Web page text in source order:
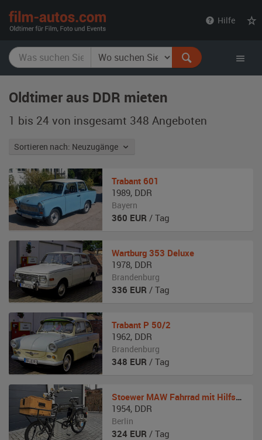
Hilfe
Oldtimer aus DDR mieten
1 bis 24 von insgesamt 348 Angeboten
Sortieren nach: Neuzugänge
Trabant 601
1989, DDR
Bayern
360 EUR / Tag
Wartburg 353 Deluxe
1978, DDR
Brandenburg
336 EUR / Tag
Trabant P 50/2
1962, DDR
Brandenburg
348 EUR / Tag
Stoewer MAW Fahrrad mit Hilfsmotor
1954, DDR
Berlin
324 EUR / Tag